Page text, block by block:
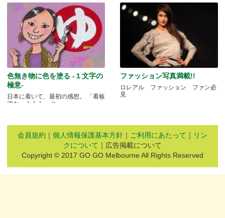
色無き物に色を塗る -１文字の
極意-
日本に着いて、最初の感想。 「看板
でかっ！！！」 と.....
ファッション写真満載!!
ロレアル ファッション ファン必
見
会員規約 ｜ 個人情報保護基本方針 ｜ ご利用にあたって ｜ リン
クについて ｜広告掲載について
Copyright © 2017 GO GO Melbourne All Rights Reserved